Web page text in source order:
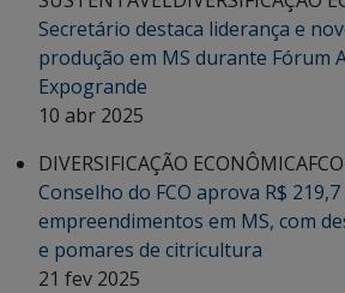
Secretário destaca liderança e
produção em MS durante Fórum
Expogrande
10 abr 2025
DIVERSIFICAÇÃO ECONÔMICAFCO
Conselho do FCO aprova R$
empreendimentos em MS, com
e pomares de citricultura
21 fev 2025